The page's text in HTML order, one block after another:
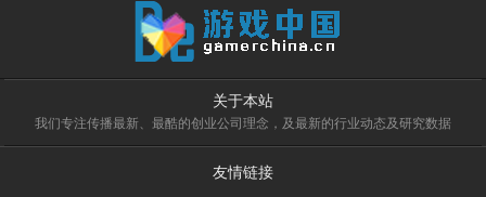
关于本站
我们专注传播最新、最酷的创业公司理念，及最新的行业动态及研究数据
友情链接